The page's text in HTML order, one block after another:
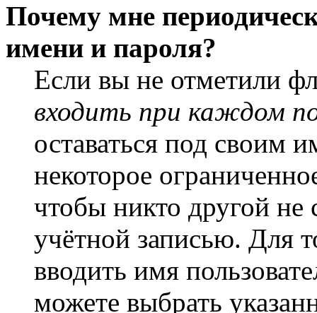
Почему мне
имени и пароля?
Если вы не отметили
входить при каждом
оставаться под своим
некоторое
чтобы никто другой не
учётной записью. Для
вводить имя
можете выбрать